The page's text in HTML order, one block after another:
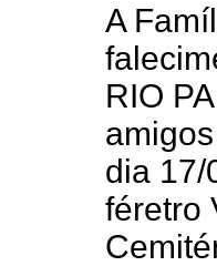
A
RIO
dia 17/
féretro